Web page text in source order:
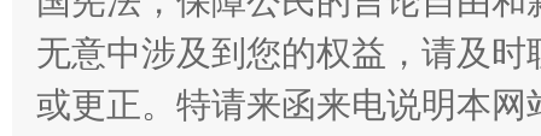
无意中涉及到您的权益，请及
或更正。特请来函来电说明本